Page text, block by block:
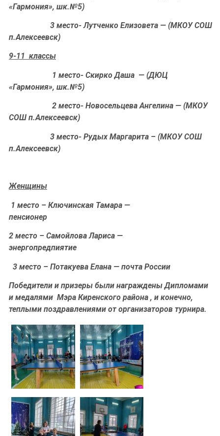
«Гармония», шк.№5)
3 место- Лутченко Елизовета — (МКОУ СОШ
п.Алексеевск)
9-11 классы
1 место- Скирко Даша — (ДЮЦ
«Гармония», шк.№5)
2 место- Новосельцева Ангелина — (МКОУ
СОШ п.Алексеевск)
3 место- Рудых Маргарита – (МКОУ СОШ
п.Алексеевск)
Женщины
1 место – Ключинская Тамара —
пенсионер
2 место – Самойлова Лариса —
энергопредпиятие
3 место – Потакуева Елана — почта России
Победители и призеры были награждены Дипломами
и медалями Мэра Киренского района , и конечно,
теплыми поздравлениями от организаторов турнира.